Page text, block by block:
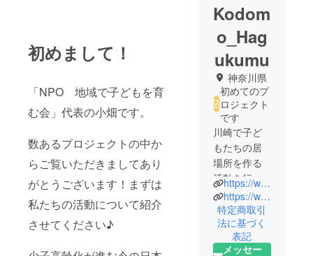
初めまして！
「NPO 地域で子どもを育
む会」代表の小畑です。
数あるプロジェクトの中か
らご覧いただきましてあり
がとうございます！まずは
私たちの活動について紹介
させてください♪
Kodom
o_Hag
ukumu
神奈川県
初めてのプ
ロジェクト
です
川崎で子ど
もたちの居
場所を作る
活動を行っ
ておりま
す、NPO・
地域で子ど
もを育む会
https://www.acc-k.com/
https://www.instagram.com/acc_kodomo/
特定商取引
法に基づく
表記
メッセー